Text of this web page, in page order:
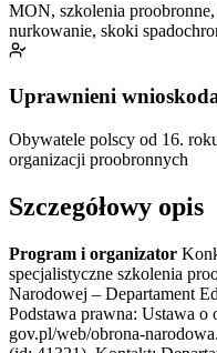
MON, szkolenia
nurkowanie, skoki
Uprawnieni
Obywatele polscy od 16.
organizacji proobronnych
Szczegółowy opis
Program i organizator
specjalistyczne szkolenia
Narodowej – Departament
Podstawa prawna: Ustawa
gov.pl/web/obrona-